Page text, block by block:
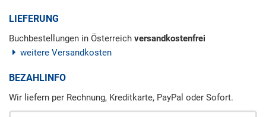
LIEFERUNG
Buchbestellungen in Österreich versandkostenfrei
weitere Versandkosten
BEZAHLINFO
Wir liefern per Rechnung, Kreditkarte, PayPal oder Sofort.